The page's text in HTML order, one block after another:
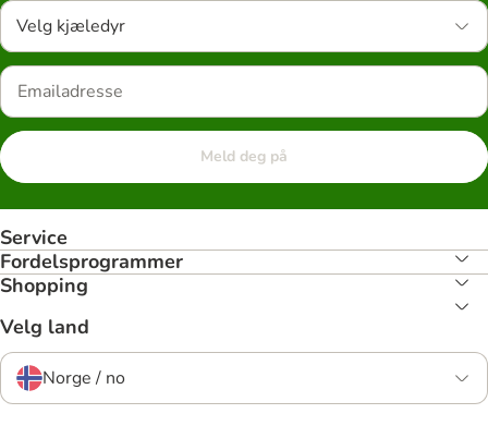
Velg kjæledyr
Meld deg på
Service
Fordelsprogrammer
Shopping
Velg land
Norge / no